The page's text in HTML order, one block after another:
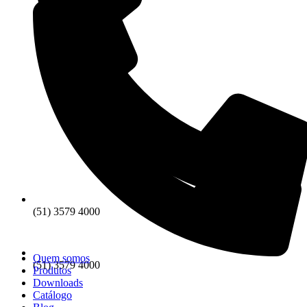
(51) 3579 4000
(51) 3579 4000
Quem somos
Produtos
Downloads
Catálogo